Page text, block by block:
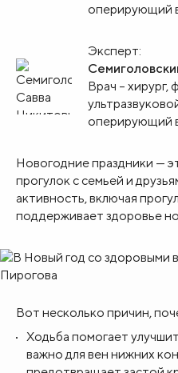
оперирующий
Эксперт:
Врач – хирург,
оперирующий
Новогодние праздники —
прогулок с семьей и
активность, включая
поддерживает здоровье
Вот несколько причин,
Ходьба помогает
важно для вен нижних